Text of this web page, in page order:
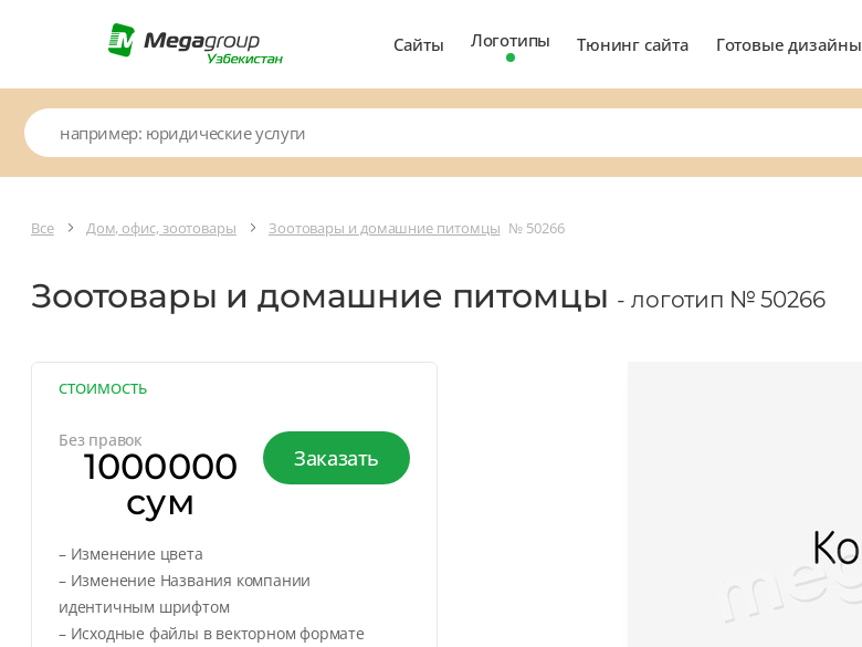
Сайты Логотипы Тюнинг сайта Готовые дизайны
Все Дом, офис, зоотовары Зоотовары и домашние питомцы № 50266
Зоотовары и домашние питомцы - логотип № 50266
СТОИМОСТЬ
Без правок
1000000
сум
Заказать
– Изменение цвета
– Изменение Названия компании
идентичным шрифтом
– Исходные файлы в векторном формате